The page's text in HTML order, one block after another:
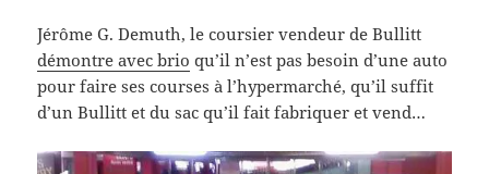
Jérôme G. Demuth, le coursier vendeur de Bullitt
démontre avec brio qu’il n’est pas besoin d’une auto
pour faire ses courses à l’hypermarché, qu’il suffit
d’un Bullitt et du sac qu’il fait fabriquer et vend…